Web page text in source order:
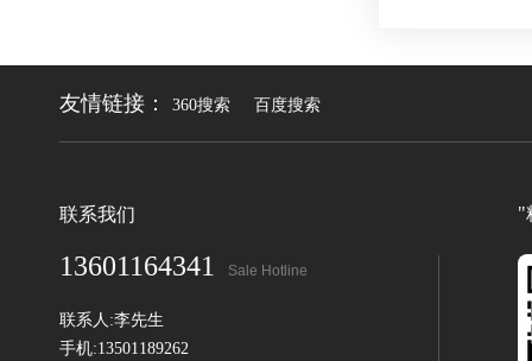
友情链接： 360搜索 百度搜索
联系我们
13601164341 Sale Hotline
联系人:李先生
手机:13501189262
"